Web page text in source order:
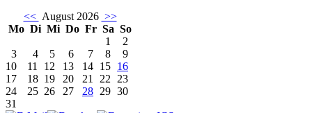
<< August 2026 >>
Mo Di Mi Do Fr Sa So
1
2
3
4 5 6 7 8
9
10
11 12 13 14 15 16
17
18 19 20 21 22 23
24
25 26 27 28 29 30
31